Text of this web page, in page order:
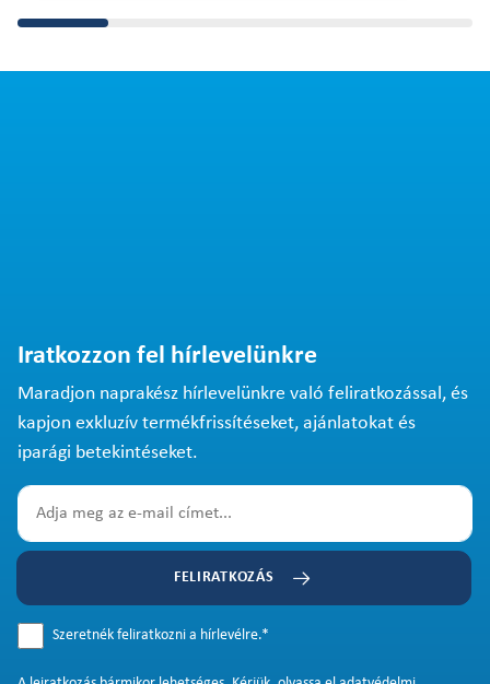
Iratkozzon fel hírlevelünkre
Maradjon naprakész hírlevelünkre való feliratkozással, és
kapjon exkluzív termékfrissítéseket, ajánlatokat és
iparági betekintéseket.
FELIRATKOZÁS
Szeretnék feliratkozni a hírlevélre.*